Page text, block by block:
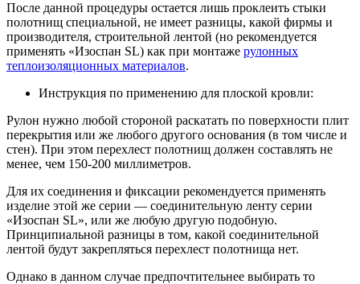
После данной процедуры остается лишь проклеить стыки
полотнищ специальной, не имеет разницы, какой фирмы и
производителя, строительной лентой (но рекомендуется
применять «Изоспан SL) как при монтаже рулонных
теплоизоляционных материалов.
Инструкция по применению для плоской кровли:
Рулон нужно любой стороной раскатать по поверхности плит
перекрытия или же любого другого основания (в том числе и
стен). При этом перехлест полотнищ должен составлять не
менее, чем 150-200 миллиметров.
Для их соединения и фиксации рекомендуется применять
изделие этой же серии — соединительную ленту серии
«Изоспан SL», или же любую другую подобную.
Принципиальной разницы в том, какой соединительной
лентой будут закрепляться перехлест полотнища нет.
Однако в данном случае предпочтительнее выбирать то